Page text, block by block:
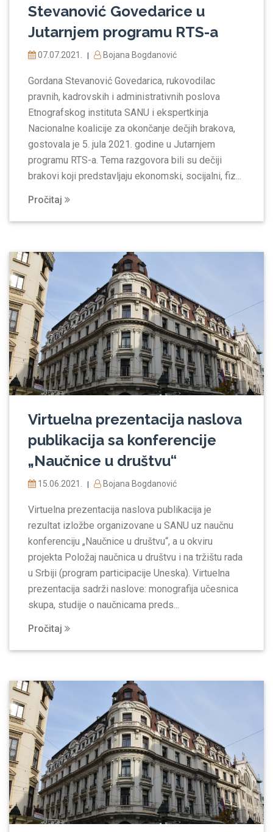
Stevanović Govedarice u
Jutarnjem programu RTS-a
07.07.2021. | Bojana Bogdanović
Gordana Stevanović Govedarica, rukovodilac
pravnih, kadrovskih i administrativnih poslova
Etnografskog instituta SANU i ekspertkinja
Nacionalne koalicije za okončanje dečjih brakova,
gostovala je 5. јula 2021. godine u Jutarnjem
programu RTS-a. Tema razgovora bili su dečiji
brakovi koji predstavljaju ekonomski, socijalni, fiz...
Pročitaj
Virtuelna prezentacija naslova
publikacija sa konferencije
„Naučnice u društvu“
15.06.2021. Bojana Bogdanović
Virtuelna prezentacija naslova publikacija je
rezultat izložbe organizovane u SANU uz naučnu
konferenciju „Naučnice u društvu“, a u okviru
projekta Položaj naučnica u društvu i na tržištu rada
u Srbiji (program participacije Uneska). Virtuelna
prezentacija sadrži naslove: monografija učesnica
skupa, studije o naučnicama preds...
Pročitaj